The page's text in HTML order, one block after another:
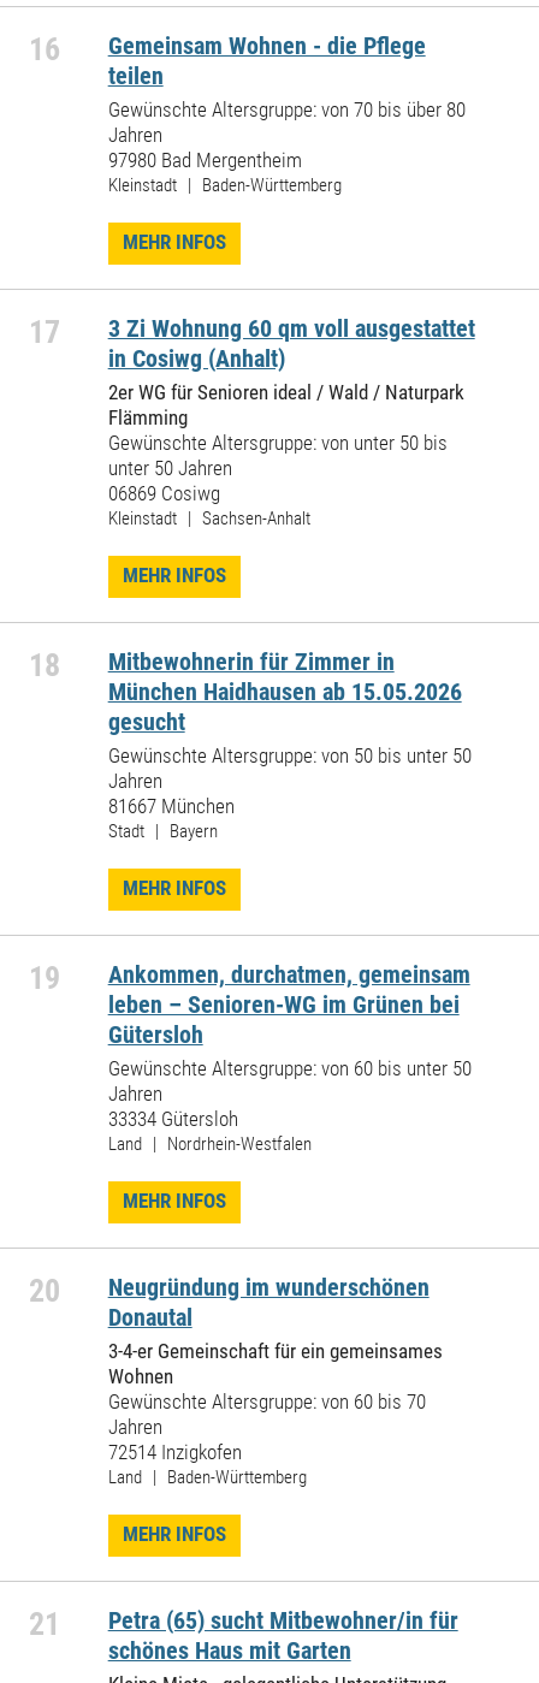
16
Gemeinsam Wohnen - die Pflege
teilen
Gewünschte Altersgruppe: von 70 bis über 80
Jahren
97980 Bad Mergentheim
Kleinstadt | Baden-Württemberg
MEHR INFOS
17
3 Zi Wohnung 60 qm voll ausgestattet
in Cosiwg (Anhalt)
2er WG für Senioren ideal / Wald / Naturpark
Flämming
Gewünschte Altersgruppe: von unter 50 bis
unter 50 Jahren
06869 Cosiwg
Kleinstadt | Sachsen-Anhalt
MEHR INFOS
18
Mitbewohnerin für Zimmer in
München Haidhausen ab 15.05.2026
gesucht
Gewünschte Altersgruppe: von 50 bis unter 50
Jahren
81667 München
Stadt | Bayern
MEHR INFOS
19
Ankommen, durchatmen, gemeinsam
leben – Senioren-WG im Grünen bei
Gütersloh
Gewünschte Altersgruppe: von 60 bis unter 50
Jahren
33334 Gütersloh
Land | Nordrhein-Westfalen
MEHR INFOS
20
Neugründung im wunderschönen
Donautal
3-4-er Gemeinschaft für ein gemeinsames
Wohnen
Gewünschte Altersgruppe: von 60 bis 70
Jahren
72514 Inzigkofen
Land | Baden-Württemberg
MEHR INFOS
21
Petra (65) sucht Mitbewohner/in für
schönes Haus mit Garten